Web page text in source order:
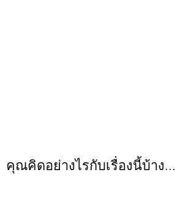
คุณคิดอย่างไรกับเรื่องนี้บ้าง...